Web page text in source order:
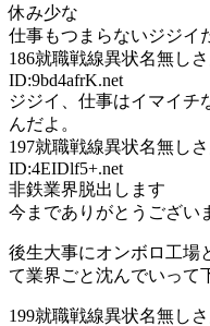
休み少な
仕事もつまらないジジイ
186就職戦線異状名無し
ID:9bd4afrK.net
ジジイ、仕事はイマイチ
んだよ。
197就職戦線異状名無し
ID:4EIDlf5+.net
非鉄業界脱出します
今までありがとうござい
後生大事にオンボロ工場
て業界ごと沈んでいって
199就職戦線異状名無し